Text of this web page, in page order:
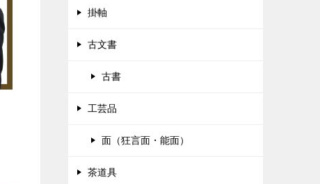
掛軸
古文書
古書
工芸品
面（狂言面・能面）
茶道具